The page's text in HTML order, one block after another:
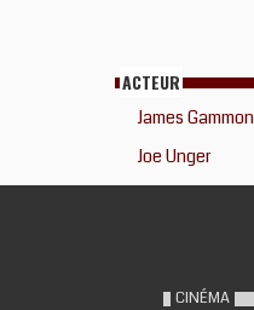
ACTEUR
James Gammon
Joe Unger
CINÉMA